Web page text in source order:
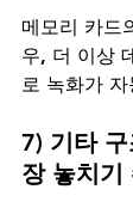
메모리 카드
우, 더 이상
로 녹화가
7) 기타 구
장 놓치기